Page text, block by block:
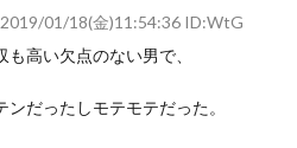
は繊毛が回転運動をして左側に流れが...
2019/01/18(金)11:54:36 ID:WtG
高い欠点のない男で、
だったしモテモテだった。